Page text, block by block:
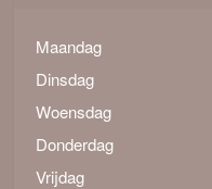
Maandag
Dinsdag
Woensdag
Donderdag
Vrijdag